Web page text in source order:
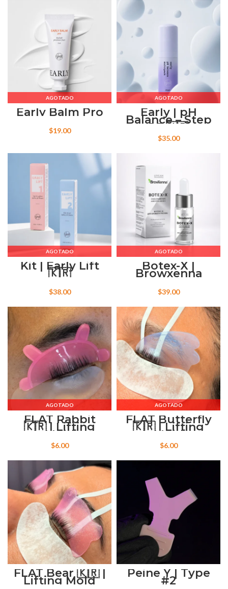
AGOTADO
Early Balm Pro
$19.00
AGOTADO
Early | pH
Balance – Step
1.5 🇰🇷
$35.00
AGOTADO
Kit | Early Lift
🇰🇷
$38.00
AGOTADO
Botex-X |
Browxenna
$39.00
AGOTADO
FLAT Rabbit
🇰🇷 | Lifting
Mold
$6.00
AGOTADO
FLAT Butterfly
🇰🇷 | Lifting
Mold
$6.00
FLAT Bear 🇰🇷 |
Lifting Mold
Peine Y | Type
#2